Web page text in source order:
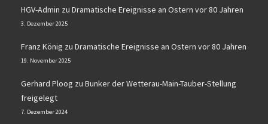
HGV-Admin zu Dramatische Ereignisse an Ostern vor 80 Jahren
3. Dezember 2025
Franz König zu Dramatische Ereignisse an Ostern vor 80 Jahren
19. November 2025
Gerhard Ploog zu Bunker der Wetterau-Main-Tauber-Stellung
freigelegt
7. Dezember 2024